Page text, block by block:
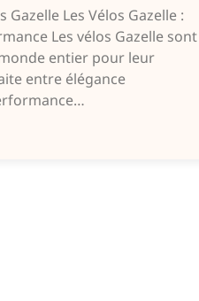
Gazelle Les Vélos Gazelle :
Les vélos Gazelle sont
entier pour leur
entre élégance